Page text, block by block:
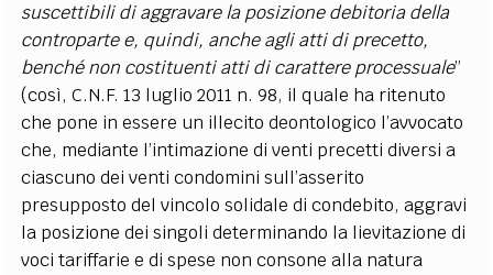
suscettibili di aggravare la posizione debitoria della
controparte e, quindi, anche agli atti di precetto,
benché non costituenti atti di carattere processuale”
(così, C.N.F. 13 luglio 2011 n. 98, il quale ha ritenuto
che pone in essere un illecito deontologico l’avvocato
che, mediante l’intimazione di venti precetti diversi a
ciascuno dei venti condomini sull’asserito
presupposto del vincolo solidale di condebito, aggravi
la posizione dei singoli determinando la lievitazione di
voci tariffarie e di spese non consone alla natura